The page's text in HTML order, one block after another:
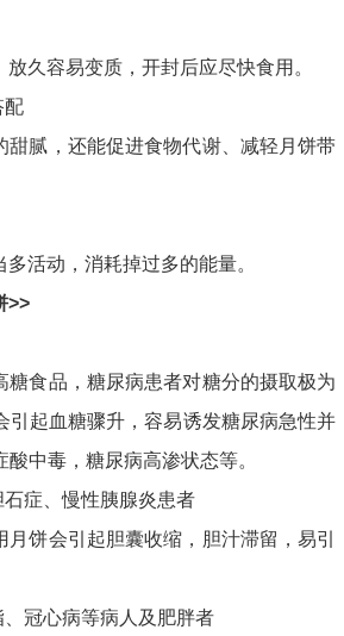
放久容易变质，开封后应尽快食用。
配
甜腻，还能促进食物代谢、减轻月饼带
活动，消耗掉过多的能量。
>>
糖食品，糖尿病患者对糖分的摄取极为
引起血糖骤升，容易诱发糖尿病急性并
中毒，糖尿病高渗状态等。
症、慢性胰腺炎患者
月饼会引起胆囊收缩，胆汁滞留，易引
冠心病等病人及肥胖者